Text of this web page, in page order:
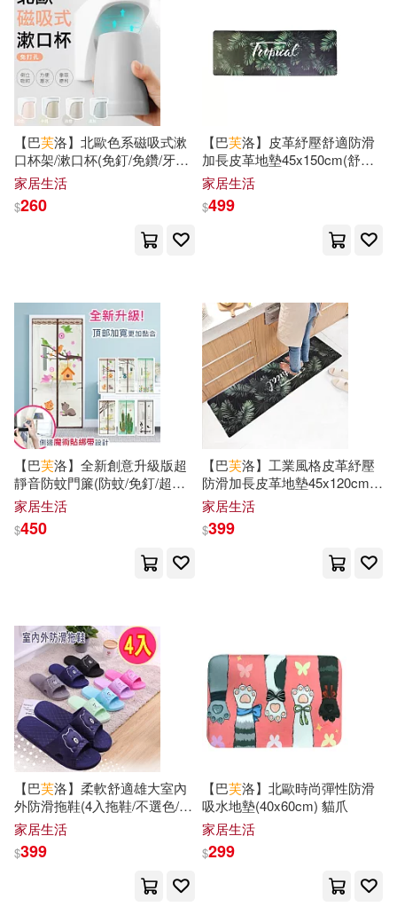
郭漢辰(37)
（美）吳月梅（主編）(37)
（英）莎士比亞(37)
劉富華等（編著）(36)
富野由悠季(36)
（芬蘭）托芙·揚松(36)
（英）威廉·莎士比亞(36)
(法)凡爾納(35)
世一編輯部(35) 川原正敏(35)
幼福編輯部(35)
本社編(35) 關心則亂(35)
陳明宗(35)
國立海洋生物博物館(34)
萬達兒童文化(34)
娥蘇拉．勒瑰恩(33)
中信出版社(311)
上海社會科學院出版社(309)
中國建築工業出版社(307)
上海三聯書店(300)
中國統計出版社(298)
復旦大學出版社(298)
中國宇航出版社(297)
遠流(288)
上海科學技術文獻出版社(287)
吉林出版集團有限責任公司(287)
文匯出版社(278)
中國人民大學出版社(270)
人民交通出版社(269)
五洲傳播出版社(265)
漢欣(265)
上海譯文出版社(262)
上海科學技術出版社(257)
【巴芙洛】北歐色系磁吸式漱
口杯架/漱口杯(免釘/免鑽/牙刷
杯架/置物收納/漱口杯/) 淺灰
家居生活
$260
【巴芙洛】皮革紓壓舒適防滑
加長皮革地墊45x150cm(舒壓
廚房長地墊/踏墊/彈力/防滑地
墊/皮革地墊)叢林
家居生活
$499
【巴芙洛】全新創意升級版超
靜音防蚊門簾(防蚊/免釘/超靜
音門簾/魔術貼/)溫馨財貓
家居生活
$450
【巴芙洛】工業風格皮革紓壓
防滑加長皮革地墊45x120cm
叢林
家居生活
$399
【巴芙洛】柔軟舒適雄大室內
外防滑拖鞋(4入拖鞋/不選色/破
盤價/)36/37
家居生活
$399
【巴芙洛】北歐時尚彈性防滑
吸水地墊(40x60cm) 貓爪
家居生活
$299